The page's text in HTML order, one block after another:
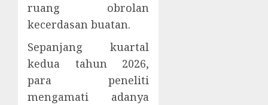
ruang obrolan
kecerdasan buatan.
Sepanjang kuartal
kedua tahun 2026,
para peneliti
mengamati adanya